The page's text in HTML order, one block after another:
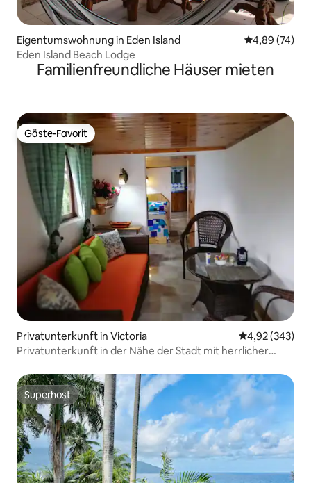
Eigentumswohnung in Eden Island
4,89 (74)
Eden Island Beach Lodge
Familienfreundliche Häuser mieten
Gäste-Favorit
Gäste-Favorit
Privatunterkunft in Victoria
4,92 (343)
Privatunterkunft in der Nähe der Stadt mit herrlicher
Superhost
Superhost